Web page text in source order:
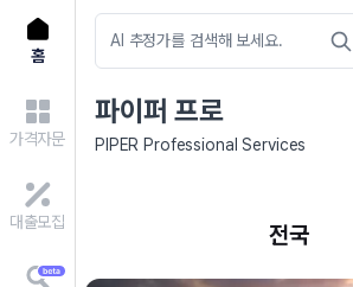
홈
가격자문
대출모집
파이퍼 프로
PIPER Professional Services